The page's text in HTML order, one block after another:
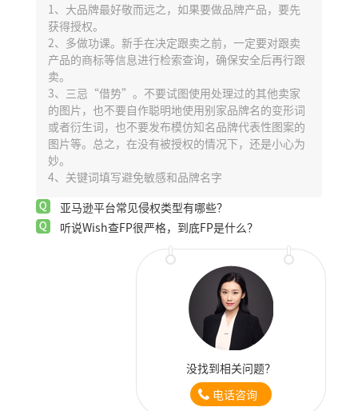
1、大品牌最好敬而远之，如果要做品牌产品，要先
获得授权。
2、多做功课。新手在决定跟卖之前，一定要对跟卖
产品的商标等信息进行检索查询，确保安全后再行跟
卖。
3、三忌“借势”。不要试图使用处理过的其他卖家
的图片，也不要自作聪明地使用别家品牌名的变形词
或者衍生词，也不要发布模仿知名品牌代表性图案的
图片等。总之，在没有被授权的情况下，还是小心为
妙。
4、关键词填写避免敏感和品牌名字
亚马逊平台常见侵权类型有哪些？
听说Wish查FP很严格，到底FP是什么？
没找到相关问题？
电话咨询